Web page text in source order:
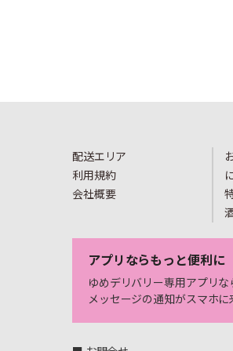
配送エリア
利用規約
会社概要
アプリならもっと便利に
ゆめデリバリー専用アプリな
メッセージの通知がスマホに